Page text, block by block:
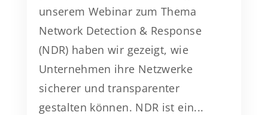
unserem Webinar zum Thema
Network Detection & Response
(NDR) haben wir gezeigt, wie
Unternehmen ihre Netzwerke
sicherer und transparenter
gestalten können. NDR ist ein...